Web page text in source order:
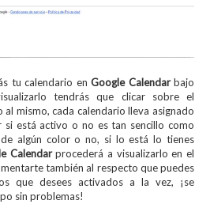
tu calendario enGoogle Calendarbajo
tendrás que clicar sobre el
mismo, cada calendario lleva asignado
está activo o no es tan sencillo como
algún color o no, si lo está lo tienes
Calendarprocederá a visualizarlo en el
también al respecto que puedes
que desees activados a la vez, ¡se
sin problemas!